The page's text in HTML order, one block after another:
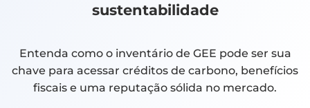
sustentabilidade
Entenda como o inventário de GEE pode ser sua
chave para acessar créditos de carbono, benefícios
fiscais e uma reputação sólida no mercado.